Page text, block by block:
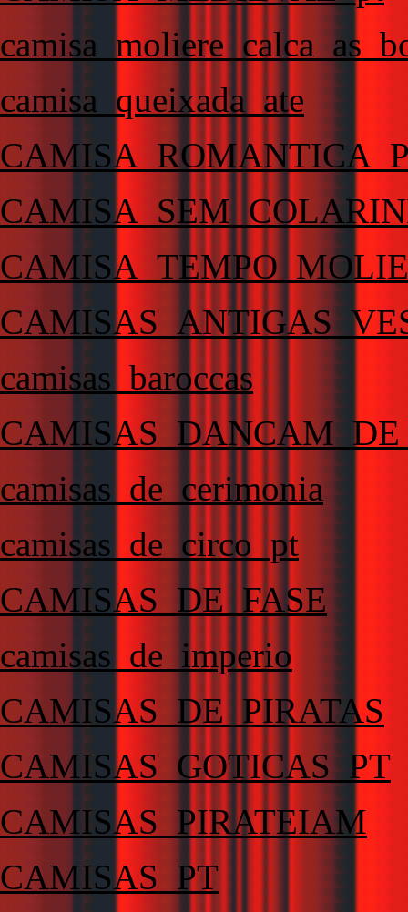
camisa_queixada_ate
camisas_baroccas
camisas_de_cerimonia
camisas_de_circo_pt
CAMISAS_DE_FASE
camisas_de_imperio
CAMISAS_DE_PIRATAS
CAMISAS_GOTICAS_PT
CAMISAS_PIRATEIAM
CAMISAS_PT